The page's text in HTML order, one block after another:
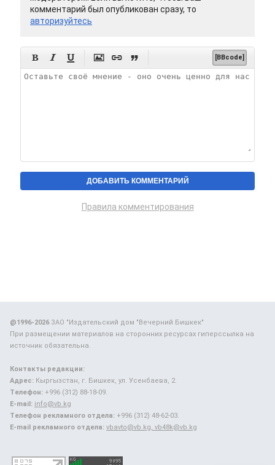
комментарий был опубликован сразу, то
авторизуйтесь
      [BBcode]
Правила комментирования
@1996-2026ЗАО "Издательский дом "Вечерний Бишкек"
При размещении материалов на сторонних ресурсах гиперссылка на
источник обязательна.
Контакты редакции:
Адрес: Кыргызстан, г. Бишкек, ул. Усенбаева, 2.
Телефон: +996 (312) 88-18-09.
E-mail: info@vb.kg
Телефон рекламного отдела: +996 (312) 48-62-03.
E-mail рекламного отдела: vbavto@vb.kg, vb48k@vb.kg